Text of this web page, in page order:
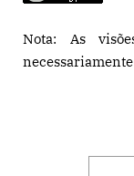
Nota: As